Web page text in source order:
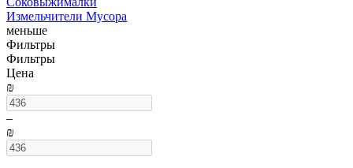
Измельчители Мусора
меньше
Фильтры
Фильтры
Цена
₪
–
₪